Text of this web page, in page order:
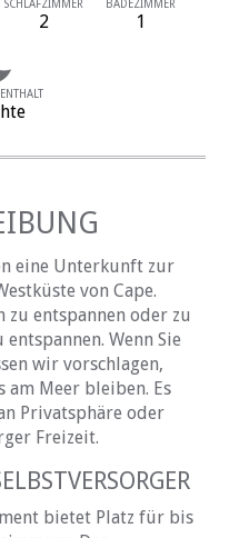
SCHLAFZIMMER
2
BADEZIMMER
1
eine Unterkunft zur
von Cape.
zu entspannen oder zu
Wenn Sie
wir vorschlagen,
am Meer bleiben. Es
Privatsphäre oder
Freizeit.
bietet Platz für bis